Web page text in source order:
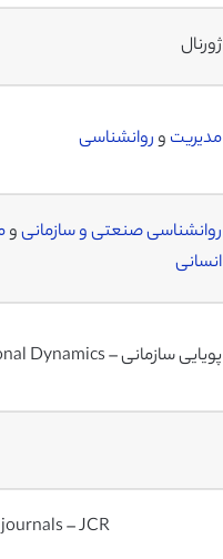
ژورنال
مدیریت وروانشناسی
روانشناسی صنعتی و سازمانیو
انسانی
پویایی سازمانی – Organizational Dynamics
– JCR